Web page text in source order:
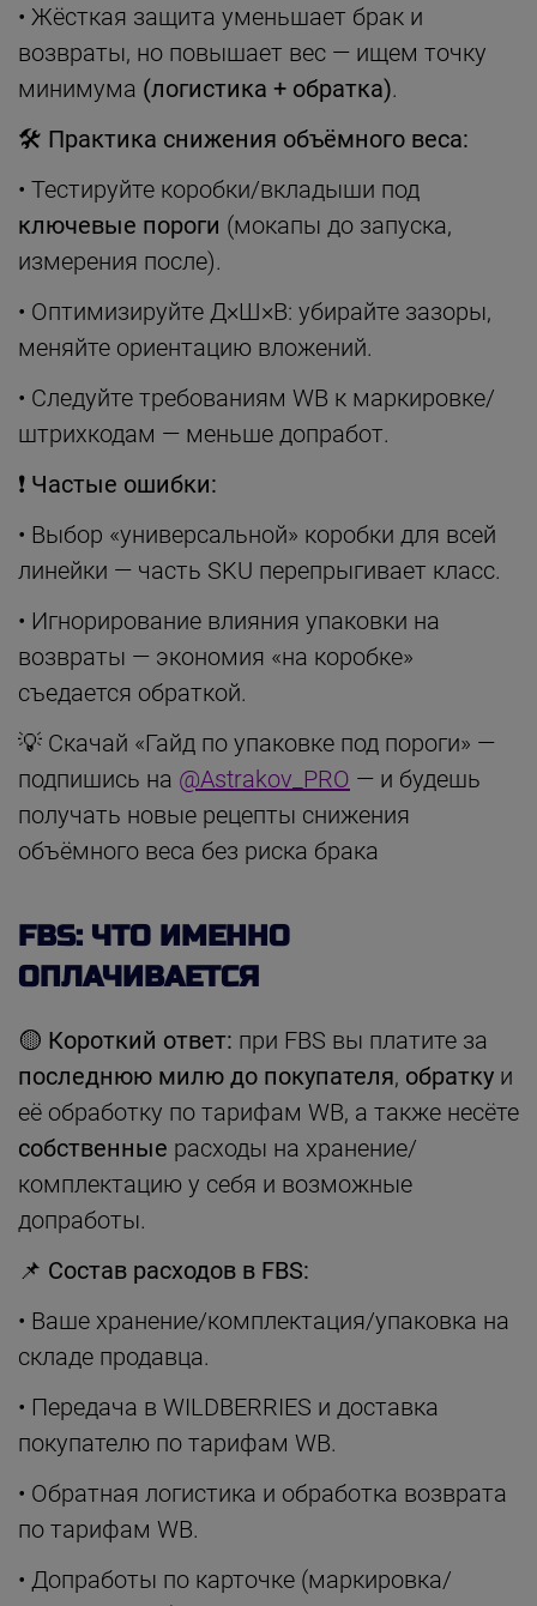
• Жёсткая защита уменьшает брак и
возвраты, но повышает вес — ищем точку
минимума (логистика + обратка).
🛠 Практика снижения объёмного веса:
• Тестируйте коробки/вкладыши под
ключевые пороги (мокапы до запуска,
измерения после).
• Оптимизируйте Д×Ш×В: убирайте зазоры,
меняйте ориентацию вложений.
• Следуйте требованиям WB к маркировке/
штрихкодам — меньше допработ.
❗ Частые ошибки:
• Выбор «универсальной» коробки для всей
линейки — часть SKU перепрыгивает класс.
• Игнорирование влияния упаковки на
возвраты — экономия «на коробке»
съедается обраткой.
💡 Скачай «Гайд по упаковке под пороги» —
подпишись на @Astrakov_PRO — и будешь
получать новые рецепты снижения
объёмного веса без риска брака
FBS: ЧТО ИМЕННО
ОПЛАЧИВАЕТСЯ
🟡 Короткий ответ: при FBS вы платите за
последнюю милю до покупателя, обратку и
её обработку по тарифам WB, а также несёте
собственные расходы на хранение/
комплектацию у себя и возможные
допработы.
📌 Состав расходов в FBS:
• Ваше хранение/комплектация/упаковка на
складе продавца.
• Передача в WILDBERRIES и доставка
покупателю по тарифам WB.
• Обратная логистика и обработка возврата
по тарифам WB.
• Допработы по карточке (маркировка/